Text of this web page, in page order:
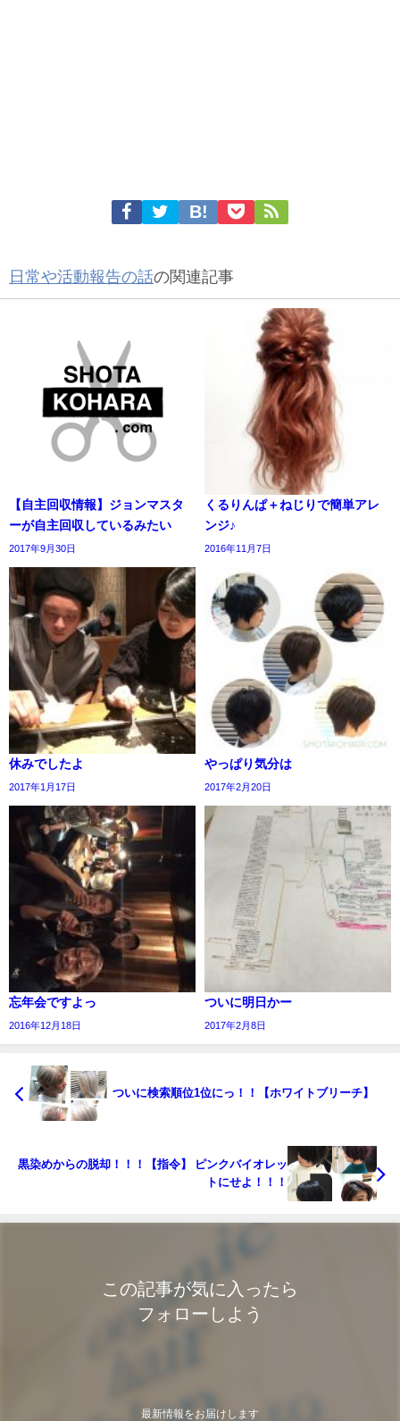
日常や活動報告の話の関連記事
【自主回収情報】ジョンマスタ
ーが自主回収しているみたい
2017年9月30日
くるりんぱ＋ねじりで簡単アレ
ンジ♪
2016年11月7日
休みでしたよ
2017年1月17日
やっぱり気分は
2017年2月20日
忘年会ですよっ
2016年12月18日
ついに明日かー
2017年2月8日
ついに検索順位1位にっ！！【ホワイトブリーチ】
黒染めからの脱却！！！【指令】 ピンクバイオレッ
トにせよ！！！
この記事が気に入ったら
フォローしよう
最新情報をお届けします